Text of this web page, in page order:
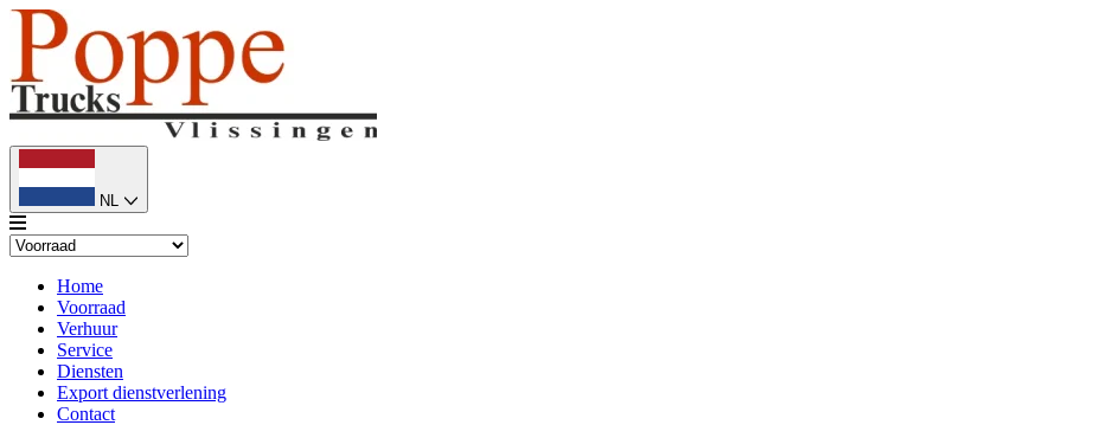
NL
Home
Voorraad
Verhuur
Service
Diensten
Export dienstverlening
Contact